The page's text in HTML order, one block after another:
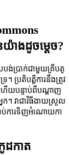
ាងដូចម្តេច?
បង់ប្រាក់ជាមួយគ្រីបតូ
ប្រតិបត្តិការនឹងត្រូវ
ហើយបន្ទាប់ពីបណ្ដាញ
។ វាជាវិធីងាយស្រួល
ាប់ការទិញអំណោយកា
ដកាត